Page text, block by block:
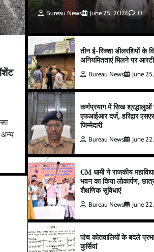
Bureau News June 25, 2026 0
तीन ई-रिक्शा डीलरशिपों के
अनियमितताएं मिलने पर
Bureau News June
कर्णप्रयाग में सिख श्रद्धालुओं
एफआईआर दर्ज, हरिद्वार
जिम्मेदारी
Bureau News June
CM धामी ने राजकीय
भवन का किया लोकार्पण,
शैक्षणिक सुविधाएं
Bureau News June
पांच कोतवालियों के बदले
कुर्सियां